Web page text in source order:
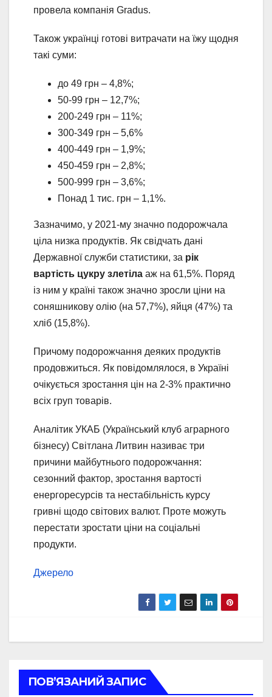
провела компанія Gradus.
Також українці готові витрачати на їжу щодня
такі суми:
до 49 грн – 4,8%;
50-99 грн – 12,7%;
200-249 грн – 11%;
300-349 грн – 5,6%
400-449 грн – 1,9%;
450-459 грн – 2,8%;
500-999 грн – 3,6%;
Понад 1 тис. грн – 1,1%.
Зазначимо, у 2021-му значно подорожчала
ціла низка продуктів. Як свідчать дані
Державної служби статистики, за рік
вартість цукру злетіла аж на 61,5%. Поряд
із ним у країні також значно зросли ціни на
соняшникову олію (на 57,7%), яйця (47%) та
хліб (15,8%).
Причому подорожчання деяких продуктів
продовжиться. Як повідомлялося, в Україні
очікується зростання цін на 2-3% практично
всіх груп товарів.
Аналітик УКАБ (Український клуб аграрного
бізнесу) Світлана Литвин називає три
причини майбутнього подорожчання:
сезонний фактор, зростання вартості
енергоресурсів та нестабільність курсу
гривні щодо світових валют. Проте можуть
перестати зростати ціни на соціальні
продукти.
Джерело
ПОВ’ЯЗАНИЙ ЗАПИС